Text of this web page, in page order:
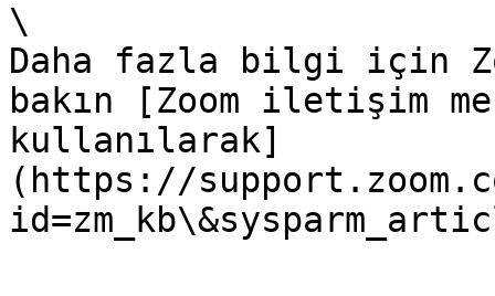
\
Daha fazla bilgi için
bakın [Zoom iletişim
kullanılarak]
(https://